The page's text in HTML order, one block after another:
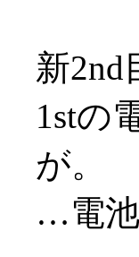
新
1stの
が。
…電池